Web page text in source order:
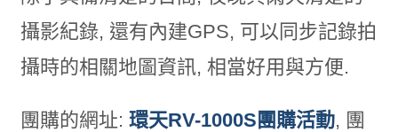
攝影紀錄, 還有內建GPS, 可以同步記錄拍
攝時的相關地圖資訊, 相當好用與方便.
團購的網址: 環天RV-1000S團購活動, 團